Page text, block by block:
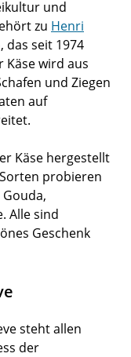
und
zu Henri
das seit 1974
Käse wird aus
und Ziegen
auf
Käse hergestellt
probieren
Alle sind
Geschenk
steht allen
der